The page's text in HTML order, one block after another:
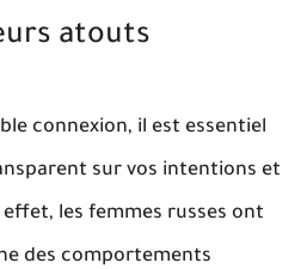
atouts
connexion, il est essentiel
sur vos intentions et
les femmes russes ont
des comportements